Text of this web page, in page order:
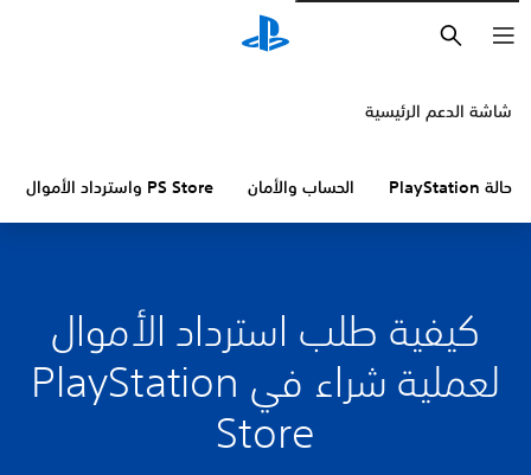
شاشة الدعم الرئيسية
حالة PlayStation الحساب والأمان PS Store واسترداد الأموال
كيفية طلب استرداد الأموال
لعملية شراء في PlayStation
Store